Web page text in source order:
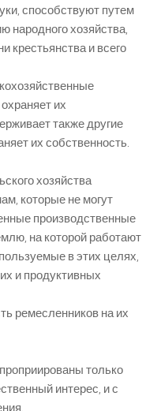
способствуют путем
народного хозяйства,
крестьянства и всего
их
также другие
их собственность.
хозяйства
которые не могут
производственные
на которой работают
в этих целях,
и продуктивных
ремесленников на их
только
интерес, и с